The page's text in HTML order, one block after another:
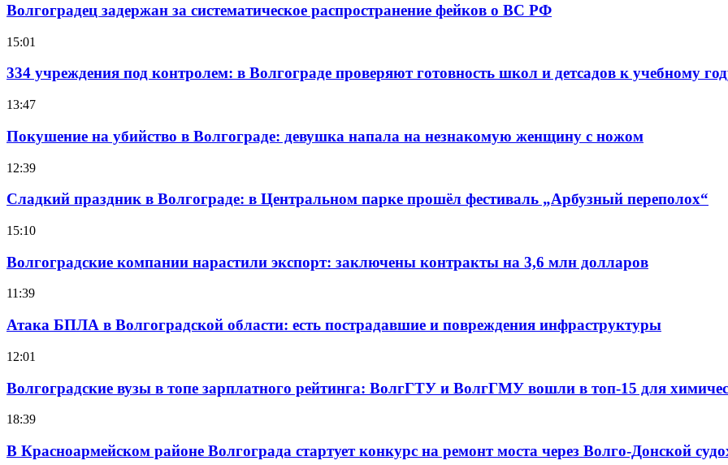
Волгоградец задержан за систематическое распространение фейков о ВС РФ
15:01
334 учреждения под контролем: в Волгограде проверяют готовность школ и детсадов к учебному
13:47
Покушение на убийство в Волгограде: девушка напала на незнакомую женщину с ножом
12:39
Сладкий праздник в Волгограде: в Центральном парке прошёл фестиваль „Арбузный переполох“
15:10
Волгоградские компании нарастили экспорт: заключены контракты на 3,6 млн долларов
11:39
Атака БПЛА в Волгоградской области: есть пострадавшие и повреждения инфраструктуры
12:01
Волгоградские вузы в топе зарплатного рейтинга: ВолгГТУ и ВолгГМУ вошли в топ‑15 для
18:39
В Красноармейском районе Волгограда стартует конкурс на ремонт моста через Волго‑Донской